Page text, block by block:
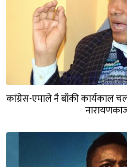
कांग्रेस-एमाले नै बाँकी कार्यकाल